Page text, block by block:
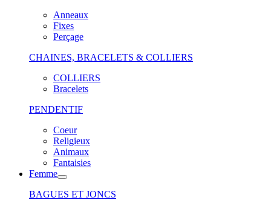
Anneaux
Fixes
Perçage
CHAINES, BRACELETS & COLLIERS
COLLIERS
Bracelets
PENDENTIF
Coeur
Religieux
Animaux
Fantaisies
Femme
BAGUES ET JONCS